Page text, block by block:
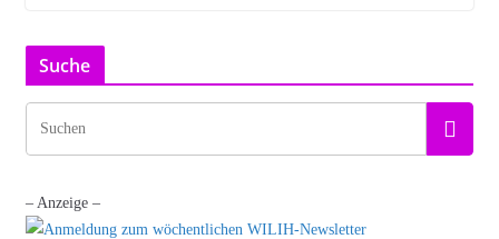
Suche
– Anzeige –